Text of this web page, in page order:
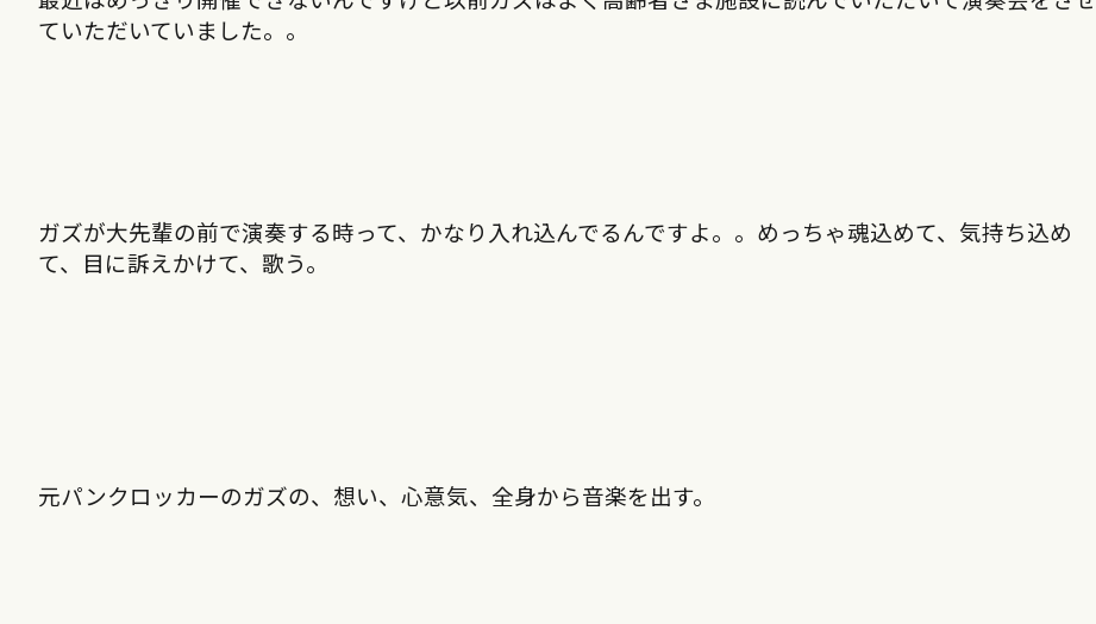
ていただいていました。。
ガズが大先輩の前で演奏する時って、かなり入れ込んでるんですよ。。めっちゃ魂込めて、気持ち込め
て、目に訴えかけて、歌う。
元パンクロッカーのガズの、想い、心意気、全身から音楽を出す。